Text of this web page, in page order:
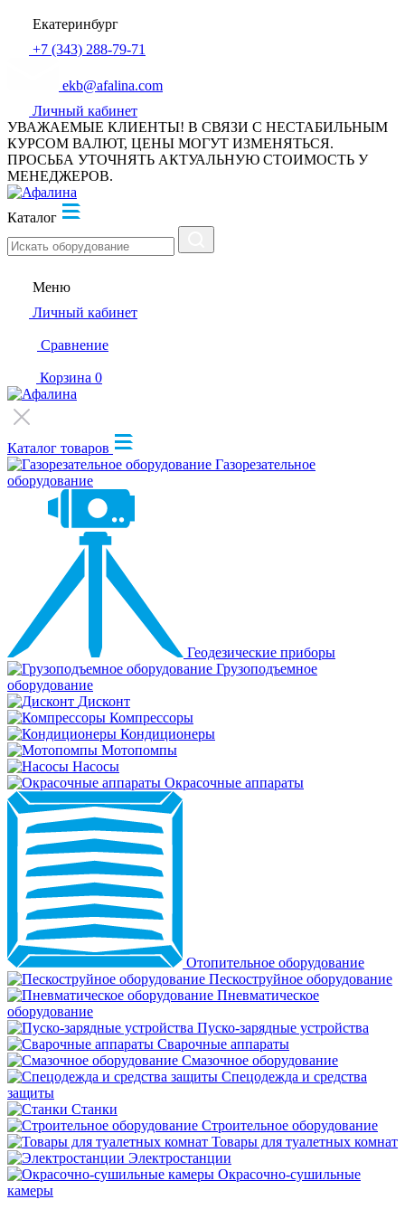
Екатеринбург
+7 (343) 288-79-71
ekb@afalina.com
Личный кабинет
УВАЖАЕМЫЕ КЛИЕНТЫ! В СВЯЗИ С НЕСТАБИЛЬНЫМ
КУРСОМ ВАЛЮТ, ЦЕНЫ МОГУТ ИЗМЕНЯТЬСЯ.
ПРОСЬБА УТОЧНЯТЬ АКТУАЛЬНУЮ СТОИМОСТЬ У
МЕНЕДЖЕРОВ.
Каталог
Меню
Личный кабинет
Сравнение
Корзина 0
Каталог товаров
Газорезательное
оборудование
Геодезические приборы
Грузоподъемное
оборудование
Дисконт
Компрессоры
Кондиционеры
Мотопомпы
Насосы
Окрасочные аппараты
Отопительное оборудование
Пескоструйное оборудование
Пневматическое
оборудование
Пуско-зарядные устройства
Сварочные аппараты
Смазочное оборудование
Спецодежда и средства
защиты
Станки
Строительное оборудование
Товары для туалетных комнат
Электростанции
Окрасочно-сушильные
камеры